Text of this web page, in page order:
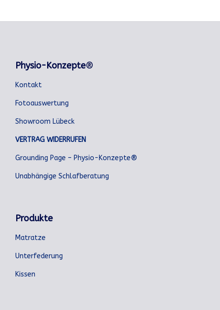
Physio-Konzepte®
Kontakt
Fotoauswertung
Showroom Lübeck
VERTRAG WIDERRUFEN
Grounding Page – Physio-Konzepte®
Unabhängige Schlafberatung
Produkte
Matratze
Unterfederung
Kissen